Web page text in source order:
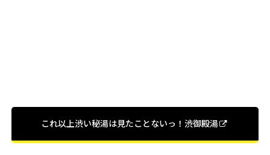
これ以上渋い秘湯は見たことないっ！渋御殿湯